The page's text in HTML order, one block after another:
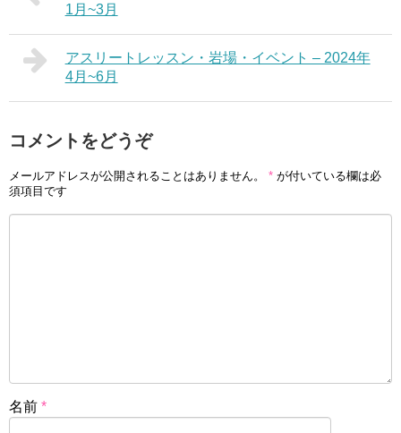
1月~3月
アスリートレッスン・岩場・イベント – 2024年
4月~6月
コメントをどうぞ
メールアドレスが公開されることはありません。 * が付いている欄は必
須項目です
名前 *